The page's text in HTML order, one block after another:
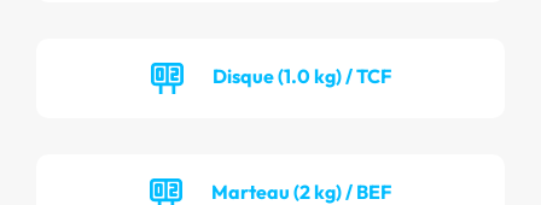
Disque (1.0 kg) / TCF
Marteau (2 kg) / BEF